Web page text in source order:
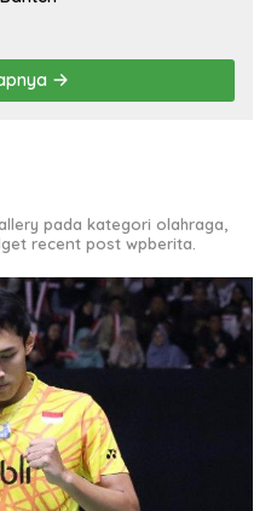
pada kategori olahraga,
recent post wpberita.